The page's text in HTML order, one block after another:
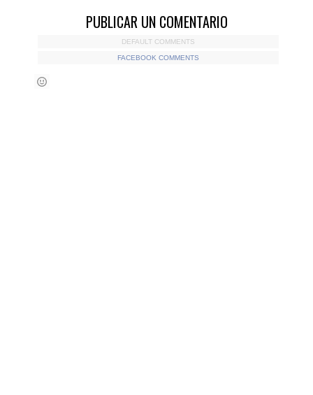
PUBLICAR UN COMENTARIO
DEFAULT COMMENTS
FACEBOOK COMMENTS